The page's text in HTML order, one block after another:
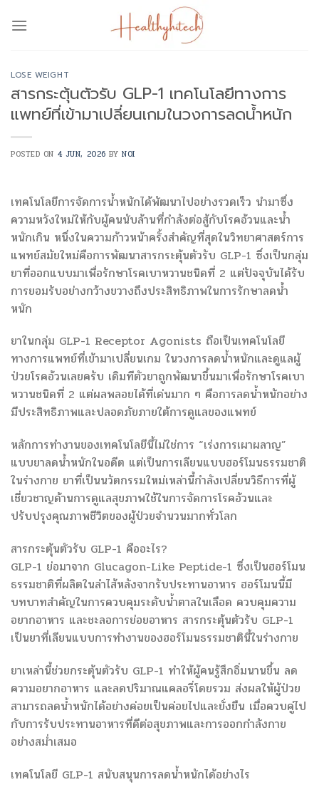
LOSE WEIGHT
สารกระตุ้นตัวรับ GLP-1 เทคโนโลยีทางการ
แพทย์ที่เข้ามาเปลี่ยนเกมในวงการลดน้ำหนัก
POSTED ON 4 JUN, 2026 BYNOI
เทคโนโลยีการจัดการน้ำหนักได้พัฒนาไปอย่างรวดเร็ว นำมาซึ่ง
ความหวังใหม่ให้กับผู้คนนับล้านที่กำลังต่อสู้กับโรคอ้วนและน้ำ
หนักเกิน หนึ่งในความก้าวหน้าครั้งสำคัญที่สุดในวิทยาศาสตร์การ
แพทย์สมัยใหม่คือการพัฒนาสารกระตุ้นตัวรับ GLP-1 ซึ่งเป็นกลุ่ม
ยาที่ออกแบบมาเพื่อรักษาโรคเบาหวานชนิดที่ 2 แต่ปัจจุบันได้รับ
การยอมรับอย่างกว้างขวางถึงประสิทธิภาพในการรักษาลดน้ำ
หนัก
ยาในกลุ่ม GLP-1 Receptor Agonists ถือเป็นเทคโนโลยี
ทางการแพทย์ที่เข้ามาเปลี่ยนเกม ในวงการลดน้ำหนักและดูแลผู้
ป่วยโรคอ้วนเลยครับ เดิมทีตัวยาถูกพัฒนาขึ้นมาเพื่อรักษาโรคเบา
หวานชนิดที่ 2 แต่ผลพลอยได้ที่เด่นมาก ๆ คือการลดน้ำหนักอย่าง
มีประสิทธิภาพและปลอดภัยภายใต้การดูแลของแพทย์
หลักการทำงานของเทคโนโลยีนี้ไม่ใช่การ “เร่งการเผาผลาญ”
แบบยาลดน้ำหนักในอดีต แต่เป็นการเลียนแบบฮอร์โมนธรรมชาติ
ในร่างกาย ยาที่เป็นนวัตกรรมใหม่เหล่านี้กำลังเปลี่ยนวิธีการที่ผู้
เชี่ยวชาญด้านการดูแลสุขภาพใช้ในการจัดการโรคอ้วนและ
ปรับปรุงคุณภาพชีวิตของผู้ป่วยจำนวนมากทั่วโลก
สารกระตุ้นตัวรับ GLP-1 คืออะไร?
GLP-1 ย่อมาจาก Glucagon-Like Peptide-1 ซึ่งเป็นฮอร์โมน
ธรรมชาติที่ผลิตในลำไส้หลังจากรับประทานอาหาร ฮอร์โมนนี้มี
บทบาทสำคัญในการควบคุมระดับน้ำตาลในเลือด ควบคุมความ
อยากอาหาร และชะลอการย่อยอาหาร สารกระตุ้นตัวรับ GLP-1
เป็นยาที่เลียนแบบการทำงานของฮอร์โมนธรรมชาตินี้ในร่างกาย
ยาเหล่านี้ช่วยกระตุ้นตัวรับ GLP-1 ทำให้ผู้คนรู้สึกอิ่มนานขึ้น ลด
ความอยากอาหาร และลดปริมาณแคลอรี่โดยรวม ส่งผลให้ผู้ป่วย
สามารถลดน้ำหนักได้อย่างค่อยเป็นค่อยไปและยั่งยืน เมื่อควบคู่ไป
กับการรับประทานอาหารที่ดีต่อสุขภาพและการออกกำลังกาย
อย่างสม่ำเสมอ
เทคโนโลยี GLP-1 สนับสนุนการลดน้ำหนักได้อย่างไร